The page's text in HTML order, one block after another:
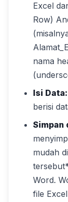
Excel
Row)
nama
Isi Data:
berisi
Simpan
mudah
Word.
file